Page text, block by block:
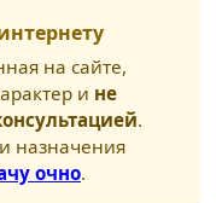
на сайте,
и не
.
назначения
очно.